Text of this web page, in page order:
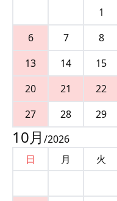
1
6
7 8
13
14 15
20
21 22
27
28 29
10月 /2026
日
月 火